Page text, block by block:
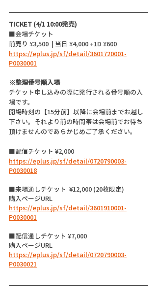
TICKET (4/1 10:00発売)
■会場チケット
前売り ¥3,500  | 当日 ¥4,000 +1D ¥600
https://eplus.jp/sf/detail/3601720001-
P0030001
※整理番号順入場
チケット申し込みの際に発行される番号順の入
場です。
開場時刻の【15分前】以降に会場前までお越し
下さい。それより前の時間帯は会場前でお待ち
頂けませんのであらかじめご了承ください。
■配信チケット ¥2,000
https://eplus.jp/sf/detail/0720790003-
P0030018
■来場通しチケット  ¥12,000 (20枚限定)
購入ページURL
https://eplus.jp/sf/detail/3601910001-
P0030001
■配信通しチケット ¥7,000
購入ページURL
https://eplus.jp/sf/detail/0720790003-
P0030021